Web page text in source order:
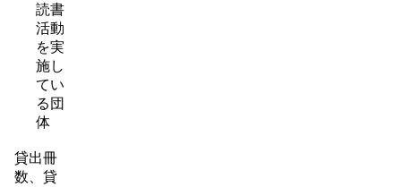
読書
活動
を実
施し
てい
る団
体
貸出冊
数、貸